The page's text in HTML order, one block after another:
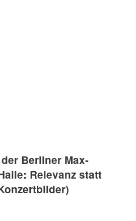
Berliner Max-
Relevanz statt